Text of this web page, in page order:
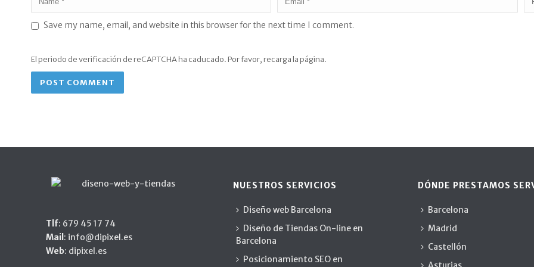
Save my name, email, and website in this browser for the next time I comment.
El periodo de verificación de reCAPTCHA ha caducado. Por favor, recarga la página.
Tlf: 679 45 17 74
Mail : info@dipixel.es
Web: dipixel.es
NUESTROS SERVICIOS
Diseño web Barcelona
Diseño de Tiendas On-line en
Barcelona
Posicionamiento SEO en
DÓNDE PRESTAMOS
Barcelona
Madrid
Castellón